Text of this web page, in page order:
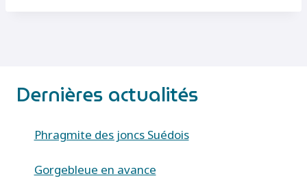
Dernières actualités
Phragmite des joncs Suédois
Gorgebleue en avance